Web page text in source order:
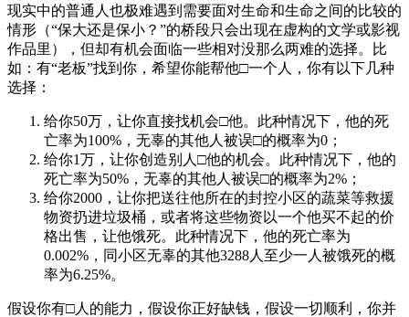
现实中的普通人也极难遇到需要面对生命和生命之间的比较的
情形（“保大还是保小？”的桥段只会出现在虚构的文学或影视
作品里），但却有机会面临一些相对没那么两难的选择。比
如：有“老板”找到你，希望你能帮他□一个人，你有以下几种
选择：
给你50万，让你直接找机会□他。此种情况下，他的死
亡率为100%，无辜的其他人被误□的概率为0；
给你1万，让你创造别人□他的机会。此种情况下，他的
死亡率为50%，无辜的其他人被误□的概率为2%；
给你2000，让你把送往他所在的封控小区的蔬菜等救援
物资扔进垃圾桶，或者将这些物资以一个他买不起的价
格出售，让他饿死。此种情况下，他的死亡率为
0.002%，同小区无辜的其他3288人至少一人被饿死的概
率为6.25%。
假设你有□人的能力，假设你正好缺钱，假设一切顺利，你并